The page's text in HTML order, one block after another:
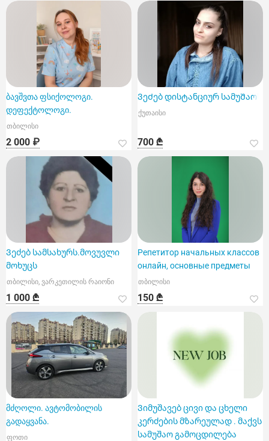
ბავშვთა ფსიქოლოგი.
დეფექტოლოგი.
თბილისი
2 000 ₽
ᲕეᲫებ დისტანციურ სამუᲨაოს
ქუთაისი
700 ₾
Ვეძებ სამსახურს.მოვუვლი
მოხუცს
თბილისი, ვარკეთილის რაიონი
1 000 ₾
Репетитор начальных классов
онлайн, основные предметы
თბილისი
150 ₾
მძღოლი. ავტომობილის
გადაყვანა.
ფოთი
Ვიმუშავებ ცივი და ცხელი
კერძების მზარეულად . მაქვს
სამუშაო გამოცდილება